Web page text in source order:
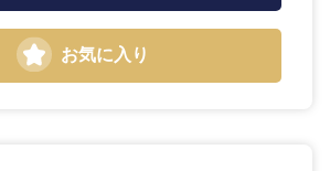
お気に入り